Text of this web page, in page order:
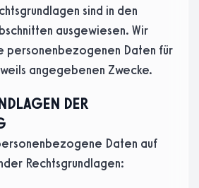
sind in den
ausgewiesen. Wir
personenbezogenen Daten für
angegebenen Zwecke.
DER
Daten auf
Rechtsgrundlagen: